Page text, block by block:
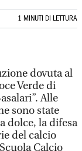
1 MINUTI DI LETTURA
dovuta al
Verde di
Alle
sono state
dolce, la difesa
del calcio
Calcio